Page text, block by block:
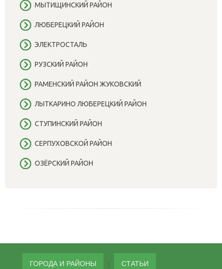
МЫТИЩИНСКИЙ РАЙОН
ЛЮБЕРЕЦКИЙ РАЙОН
ЭЛЕКТРОСТАЛЬ
РУЗСКИЙ РАЙОН
РАМЕНСКИЙ РАЙОН ЖУКОВСКИЙ
ЛЫТКАРИНО ЛЮБЕРЕЦКИЙ РАЙОН
СТУПИНСКИЙ РАЙОН
СЕРПУХОВСКОЙ РАЙОН
ОЗЁРСКИЙ РАЙОН
ГОРОДА И РАЙОНЫ СТАТЬИ